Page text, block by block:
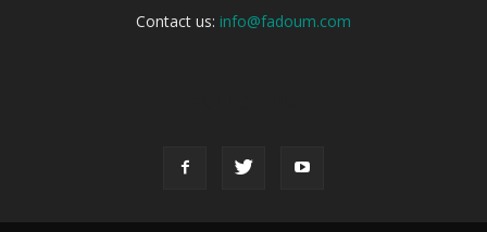
Contact us: info@fadoum.com